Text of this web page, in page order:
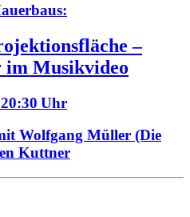
–
Musikvideo
20:30 Uhr
Wolfgang Müller (Die
Kuttner